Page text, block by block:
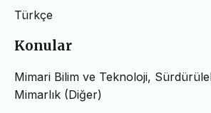
Türkçe
Konular
Mimari Bilim ve Teknoloji,
Mimarlık (Diğer)